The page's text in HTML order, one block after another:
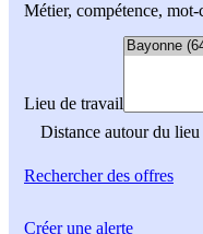
Métier, compétence,
Lieu de travail
Distance autour du
Rechercherdes offres
Créer une alerte